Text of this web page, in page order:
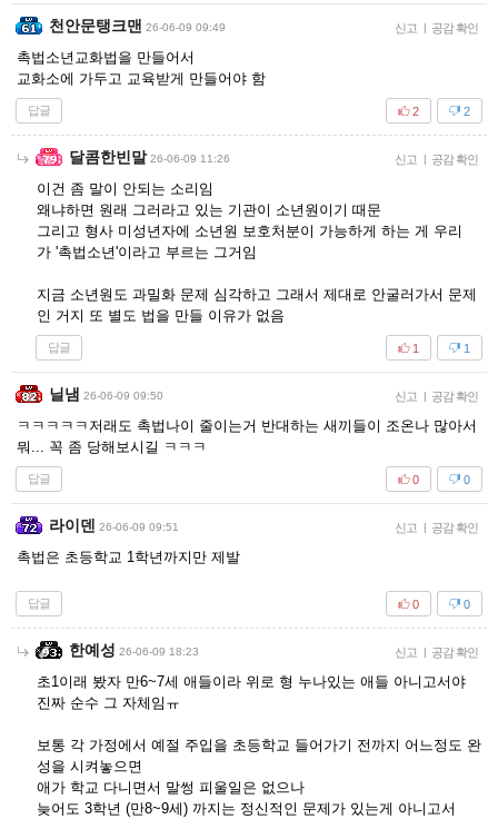
천안문탱크맨 26-06-09 09:49 신고 | 공감 확인
촉법소년교화법을 만들어서
교화소에 가두고 교육받게 만들어야 함
답글 2
2
달콤한빈말 26-06-09 11:26 신고 | 공감 확인
이건 좀 말이 안되는 소리임
왜냐하면 원래 그러라고 있는 기관이 소년원이기 때문
그리고 형사 미성년자에 소년원 보호처분이 가능하게 하는 게 우리
가 '촉법소년'이라고 부르는 그거임
지금 소년원도 과밀화 문제 심각하고 그래서 제대로 안굴러가서 문제
인 거지 또 별도 법을 만들 이유가 없음
답글 1
1
닐냄 26-06-09 09:50 신고 | 공감 확인
ㅋㅋㅋㅋㅋ저래도 촉법나이 줄이는거 반대하는 새끼들이 조온나 많아서
뭐... 꼭 좀 당해보시길 ㅋㅋㅋ
답글 0
0
라이덴 26-06-09 09:51 신고 | 공감 확인
촉법은 초등학교 1학년까지만 제발
답글 0
0
한예성 26-06-09 18:23 신고 | 공감 확인
초1이래 봤자 만6~7세 애들이라 위로 형 누나있는 애들 아니고서야
진짜 순수 그 자체임ㅠ
보통 각 가정에서 예절 주입을 초등학교 들어가기 전까지 어느정도 완
성을 시켜놓으면
애가 학교 다니면서 말썽 피울일은 없으나
늦어도 3학년 (만8~9세) 까지는 정신적인 문제가 있는게 아니고서